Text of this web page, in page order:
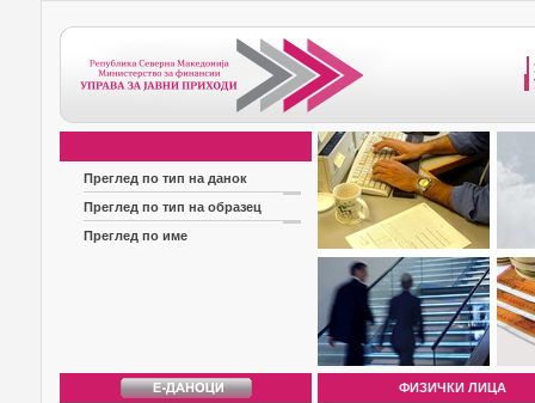
Преглед по тип на данок
Преглед по тип на образец
Преглед по име
ФИЗИЧКИ ЛИЦА